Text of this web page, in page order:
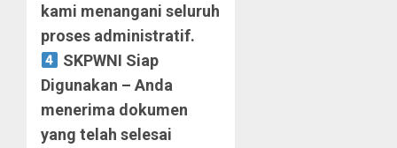
kami menangani seluruh
proses administratif.
SKPWNI Siap
Digunakan – Anda
menerima dokumen
yang telah selesai